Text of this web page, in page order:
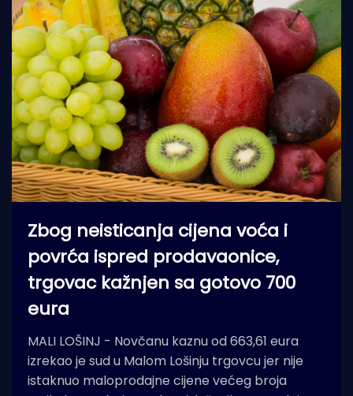
Zbog neisticanja cijena voća i
povrća ispred prodavaonice,
trgovac kažnjen sa gotovo 700
eura
MALI LOŠINJ - Novčanu kaznu od 663,61 eura
izrekao je sud u Malom Lošinju trgovcu jer nije
istaknuo maloprodajne cijene većeg broja